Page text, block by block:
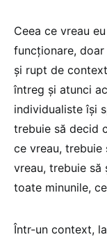
Ceea ce vreau
funcționare,
și rupt de
întreg și atunci
individualiste își
trebuie să decid
ce vreau, trebuie
vreau, trebuie
toate minunile,
Într-un context,